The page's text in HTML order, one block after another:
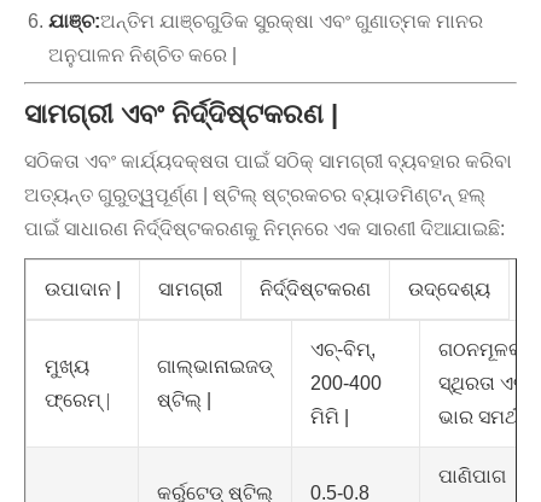
ଯାଞ୍ଚ:ଅନ୍ତିମ ଯାଞ୍ଚଗୁଡିକ ସୁରକ୍ଷା ଏବଂ ଗୁଣାତ୍ମକ ମାନର
ଅନୁପାଳନ ନିଶ୍ଚିତ କରେ |
ସାମଗ୍ରୀ ଏବଂ ନିର୍ଦ୍ଦିଷ୍ଟକରଣ |
ସଠିକତା ଏବଂ କାର୍ଯ୍ୟଦକ୍ଷତା ପାଇଁ ସଠିକ୍ ସାମଗ୍ରୀ ବ୍ୟବହାର କରିବା
ଅତ୍ୟନ୍ତ ଗୁରୁତ୍ୱପୂର୍ଣ୍ଣ | ଷ୍ଟିଲ୍ ଷ୍ଟ୍ରକଚର ବ୍ୟାଡମିଣ୍ଟନ୍ ହଲ୍
ପାଇଁ ସାଧାରଣ ନିର୍ଦ୍ଦିଷ୍ଟକରଣକୁ ନିମ୍ନରେ ଏକ ସାରଣୀ ଦିଆଯାଇଛି:
ଉପାଦାନ | ସାମଗ୍ରୀ ନିର୍ଦ୍ଦିଷ୍ଟକରଣ ଉଦ୍ଦେଶ୍ୟ
ମୁଖ୍ୟ
ଫ୍ରେମ୍ |
ଗାଲ୍ଭାନାଇଜଡ୍
ଷ୍ଟିଲ୍ |
ଏଚ୍-ବିମ୍,
200-400
ମିମି |
ଗଠନମୂଳକ
ସ୍ଥିରତା ଏବଂ
ଭାର ସମର୍ଥନ |
କର୍ରୁଟେଡ୍ ଷ୍ଟିଲ୍ 0.5-0.8
ପାଣିପାଗ